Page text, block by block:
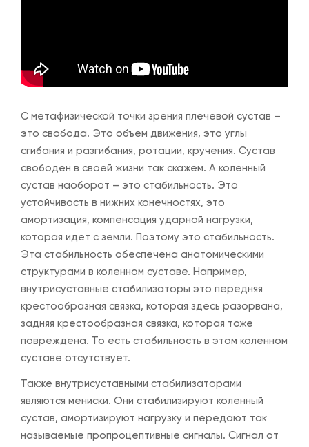
С метафизической точки зрения плечевой сустав –
это свобода. Это объем движения, это углы
сгибания и разгибания, ротации, кручения. Сустав
свободен в своей жизни так скажем. А коленный
сустав наоборот – это стабильность. Это
устойчивость в нижних конечностях, это
амортизация, компенсация ударной нагрузки,
которая идет с земли. Поэтому это стабильность.
Эта стабильность обеспечена анатомическими
структурами в коленном суставе. Например,
внутрисуставные стабилизаторы это передняя
крестообразная связка, которая здесь разорвана,
задняя крестообразная связка, которая тоже
повреждена. То есть стабильность в этом коленном
суставе отсутствует.
Также внутрисуставными стабилизаторами
являются мениски. Они стабилизируют коленный
сустав, амортизируют нагрузку и передают так
называемые пропроцептивные сигналы. Сигнал от